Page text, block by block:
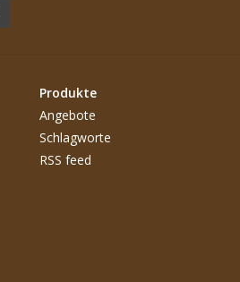
Produkte
Angebote
Schlagworte
RSS feed